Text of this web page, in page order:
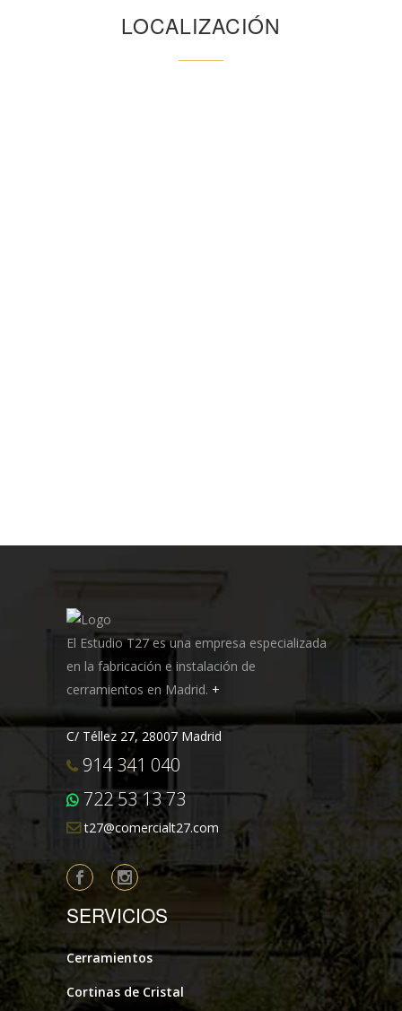
LOCALIZACIÓN
El Estudio T27 es una empresa especializada
en la fabricación e instalación de
cerramientos en Madrid. +
C/ Téllez 27, 28007 Madrid
914 341 040
722 53 13 73
t27@comercialt27.com
SERVICIOS
Cerramientos
Cortinas de Cristal